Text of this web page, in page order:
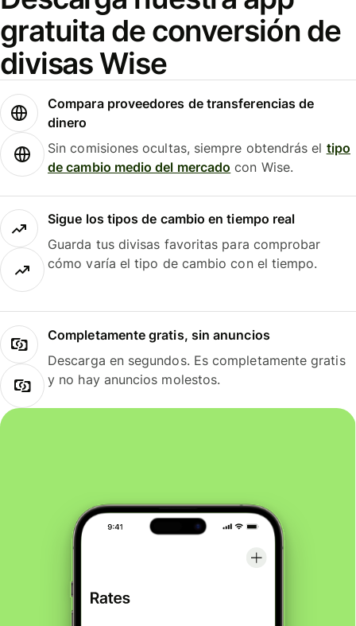
gratuita de conversión de
divisas Wise
Compara proveedores de transferencias de
dinero
Sin comisiones ocultas, siempre obtendrás el tipo
de cambio medio del mercado con Wise.
Sigue los tipos de cambio en tiempo real
Guarda tus divisas favoritas para comprobar
cómo varía el tipo de cambio con el tiempo.
Completamente gratis, sin anuncios
Descarga en segundos. Es completamente gratis
y no hay anuncios molestos.